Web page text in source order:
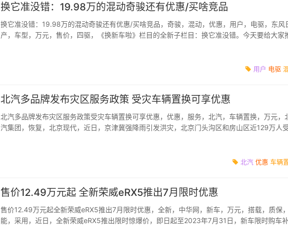
换它准没错：19.98万的混动奇骏还有优惠/买啥竞品
换它准没错：19.98万的混动奇骏还有优惠/买啥竞品，奇骏，混动，优惠，用户，电驱，东风
产，车型，万元，售价，四驱，《换新车啦》栏目的全新子栏目：换它准没错。今天要给大家
用户 电驱
北汽多品牌发布灾区服务政策 受灾车辆置换可享优惠
北汽多品牌发布灾区服务政策受灾车辆置换可享优惠，优惠，服务，北汽，车辆置换，万元，
汽集团，恢复，北京现代，近日，京津冀强降雨引发洪灾，北京门头沟区和房山区近129万人
北汽 优惠 车辆
售价12.49万元起 全新荣威eRX5推出7月限时优惠
售价12.49万元起全新荣威eRX5推出7月限时优惠，全新，中华网，新车，万元，搭载，质保
能，采用，近日，全新荣威eRX5推出限时惊爆价，即日起至2023年7月31日，新车限时购车